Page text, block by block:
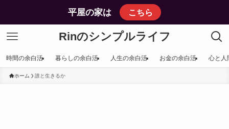
平屋の家は こちら
Rinのシンプルライフ
時間の余白活 暮らしの余白活 人生の余白活 お金の余白活 心と人
ホーム 誰と生きるか